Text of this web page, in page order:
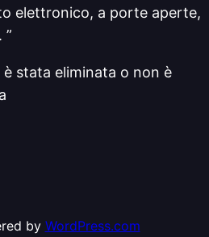
elettronico, a porte aperte,
”
stata eliminata o non è
by WordPress.com